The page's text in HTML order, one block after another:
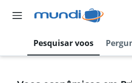
Pesquisar voos